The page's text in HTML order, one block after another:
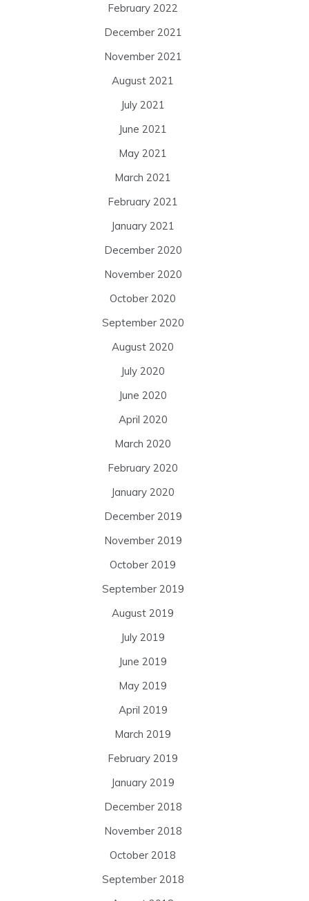
February 2022
December 2021
November 2021
August 2021
July 2021
June 2021
May 2021
March 2021
February 2021
January 2021
December 2020
November 2020
October 2020
September 2020
August 2020
July 2020
June 2020
April 2020
March 2020
February 2020
January 2020
December 2019
November 2019
October 2019
September 2019
August 2019
July 2019
June 2019
May 2019
April 2019
March 2019
February 2019
January 2019
December 2018
November 2018
October 2018
September 2018